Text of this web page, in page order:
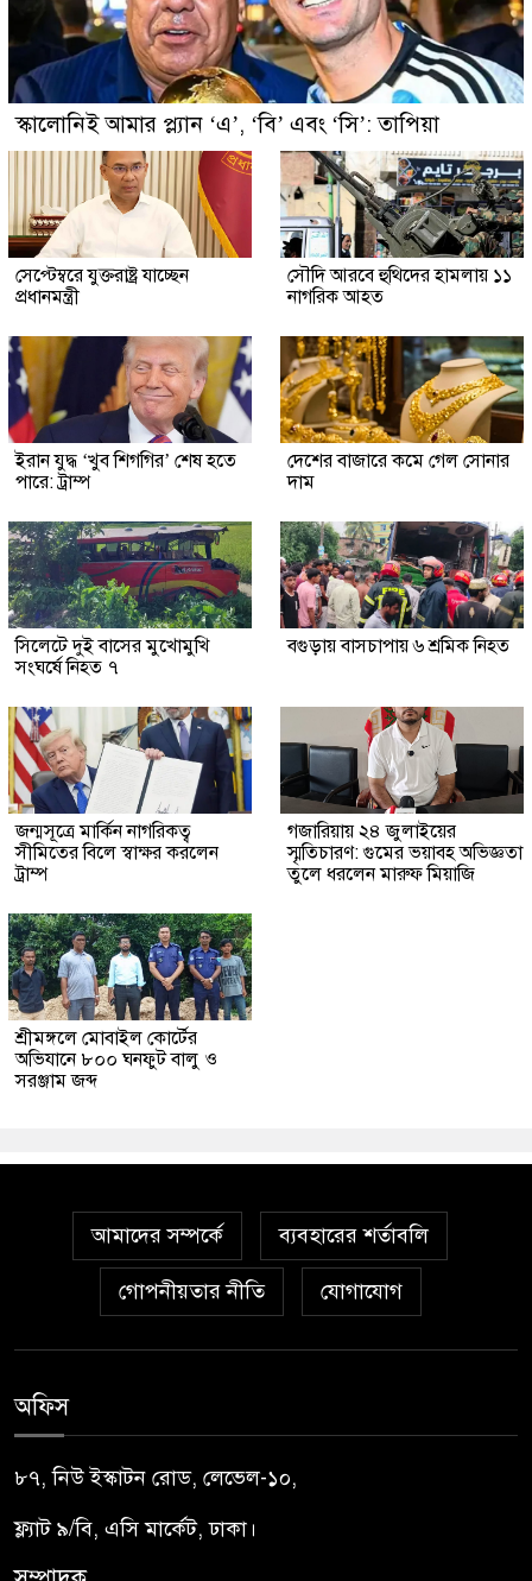
স্কালোনিই আমার প্ল্যান ‘এ’, ‘বি’ এবং ‘সি’: তাপিয়া
সেপ্টেম্বরে যুক্তরাষ্ট্র যাচ্ছেন
প্রধানমন্ত্রী
সৌদি আরবে হুথিদের হামলায় ১১
নাগরিক আহত
ইরান যুদ্ধ ‘খুব শিগগির’ শেষ হতে
পারে: ট্রাম্প
দেশের বাজারে কমে গেল সোনার
দাম
সিলেটে দুই বাসের মুখোমুখি
সংঘর্ষে নিহত ৭
বগুড়ায় বাসচাপায় ৬ শ্রমিক নিহত
জন্মসূত্রে মার্কিন নাগরিকত্ব
সীমিতের বিলে স্বাক্ষর করলেন
ট্রাম্প
গজারিয়ায় ২৪ জুলাইয়ের
স্মৃতিচারণ: গুমের ভয়াবহ অভিজ্ঞতা
তুলে ধরলেন মারুফ মিয়াজি
শ্রীমঙ্গলে মোবাইল কোর্টের
অভিযানে ৮০০ ঘনফুট বালু ও
সরঞ্জাম জব্দ
আমাদের সম্পর্কে ব্যবহারের শর্তাবলি
গোপনীয়তার নীতি যোগাযোগ
অফিস
৮৭, নিউ ইস্কাটন রোড, লেভেল-১০,
ফ্ল্যাট ৯/বি, এসি মার্কেট, ঢাকা।